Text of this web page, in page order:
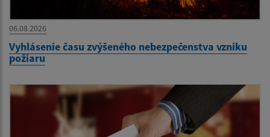
06.08.2026
Vyhlásenie času zvýšeného nebezpečenstva vzniku
požiaru